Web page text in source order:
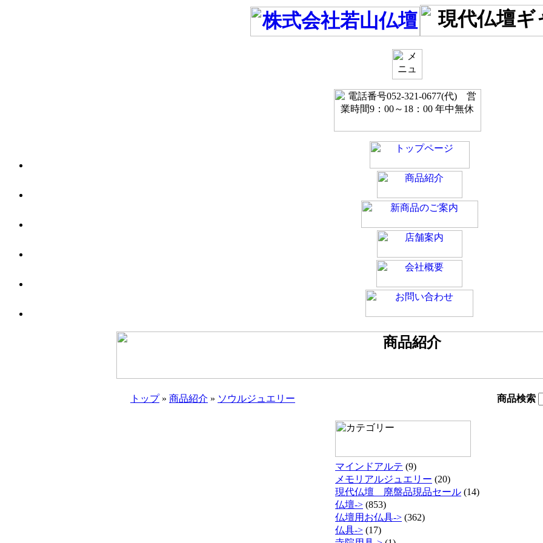
トップ» 商品紹介 » ソウルジュエリー 商品検索
マインドアルテ (9)
メモリアルジュエリー (20)
現代仏壇 廃盤品現品セール (14)
仏壇-> (853)
仏壇用お仏具-> (362)
仏具-> (17)